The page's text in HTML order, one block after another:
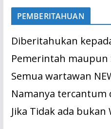
PEMBERITAHUAN
Diberitahukan
Pemerintah maupun
Semua wartawan
Namanya tercantum
Jika Tidak ada bukan